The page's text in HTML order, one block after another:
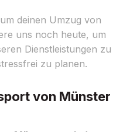
deinen Umzug von
uns noch heute, um
Dienstleistungen zu
zu planen.
von Münster